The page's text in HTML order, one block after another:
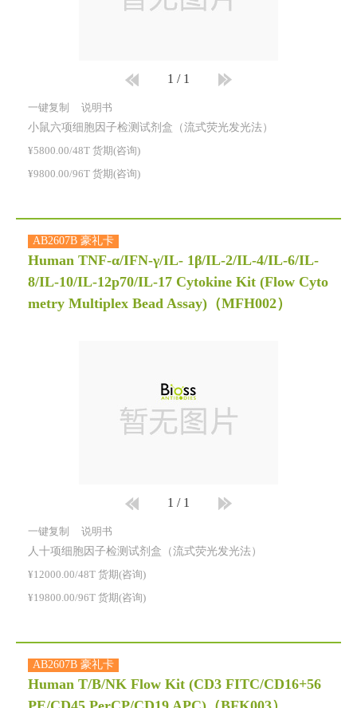
1 / 1
一键复制 说明书
小鼠六项细胞因子检测试剂盒（流式荧光发光法）
¥5800.00/48T 货期(咨询)
¥9800.00/96T 货期(咨询)
AB2607B 豪礼卡
Human TNF-α/IFN-γ/IL- 1β/IL-2/IL-4/IL-6/IL-
8/IL-10/IL-12p70/IL-17 Cytokine Kit (Flow Cyto
metry Multiplex Bead Assay) （MFH002）
1 / 1
一键复制 说明书
人十项细胞因子检测试剂盒（流式荧光发光法）
¥12000.00/48T 货期(咨询)
¥19800.00/96T 货期(咨询)
AB2607B 豪礼卡
Human T/B/NK Flow Kit (CD3 FITC/CD16+56